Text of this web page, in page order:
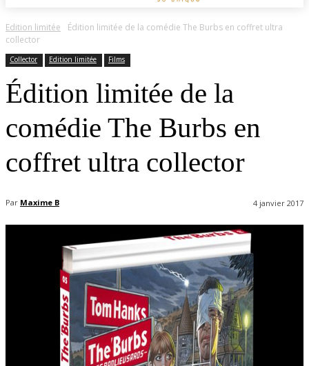
Edition limitée
Édition limitée de la comédie The Burbs en coffret ultra
collector
Collector Edition limitée Films
Édition limitée de la
comédie The Burbs en
coffret ultra collector
Par Maxime B 4 janvier 2017